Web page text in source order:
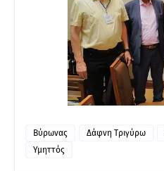
Βύρωνας Δάφνη Τριγύρω
Υμηττός